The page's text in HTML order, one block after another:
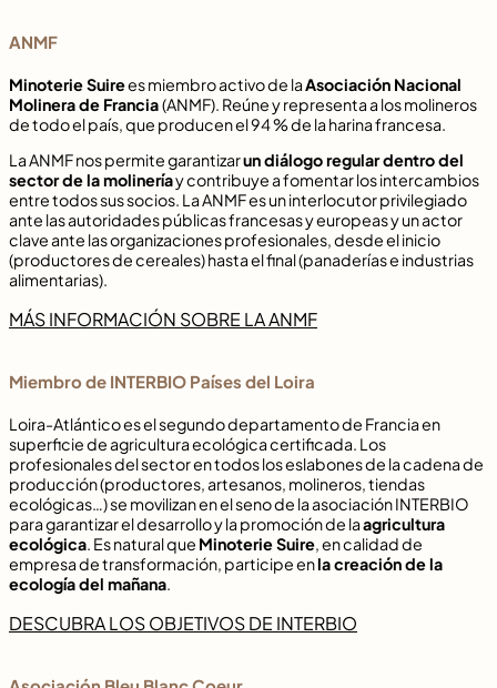
ANMF
Minoterie Suirees miembro activo de laAsociación Nacional
Molinera de Francia(ANMF). Reúne y representa a los molineros
de todo el país, que producen el 94 % de la harina francesa.
La ANMF nos permite garantizarun diálogo regular dentro del
sector de la molineríay contribuye a fomentar los intercambios
entre todos sus socios. La ANMF es un interlocutor privilegiado
ante las autoridades públicas francesas y europeas y un actor
clave ante las organizaciones profesionales, desde el inicio
(productores de cereales) hasta el final (panaderías e industrias
alimentarias).
MÁS INFORMACIÓN SOBRE LA ANMF
Miembro de INTERBIO Países del Loira
Loira-Atlántico es el segundo departamento de Francia en
superficie de agricultura ecológica certificada. Los
profesionales del sector en todos los eslabones de la cadena de
producción (productores, artesanos, molineros, tiendas
ecológicas…) se movilizan en el seno de la asociación INTERBIO
para garantizar el desarrollo y la promoción de laagricultura
ecológica. Es natural que Minoterie Suire, en calidad de
empresa de transformación, participe enla creación de la
ecología del mañana.
DESCUBRA LOS OBJETIVOS DE INTERBIO